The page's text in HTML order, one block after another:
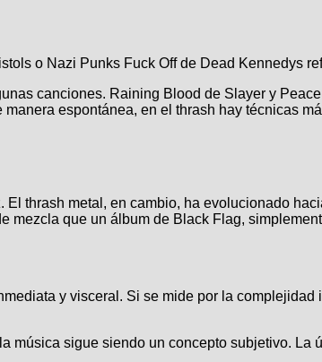
o Nazi Punks Fuck Off de Dead Kennedys
canciones. Raining Blood de Slayer y
espontánea, en el thrash hay técnicas
thrash metal, en cambio, ha evolucionado
que un álbum de Black Flag,
y visceral. Si se mide por la
sigue siendo un concepto subjetivo. La